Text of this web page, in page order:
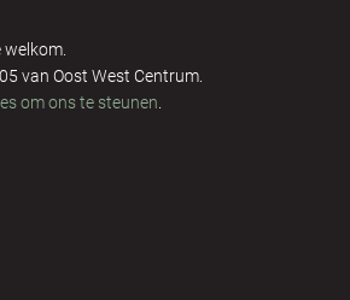
van Oost West Centrum.
om ons te steunen